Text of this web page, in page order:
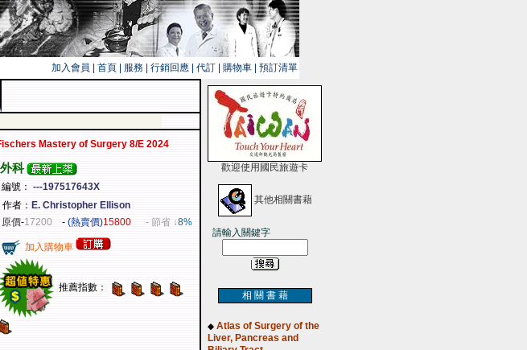
加入會員 首頁 服務 行銷回應 代訂 購物車 預訂清單
Mastery of Surgery 8/E 2024
外科
編號： ---197517643X
作者： E. Christopher Ellison
原價-17200 - (熱賣價)15800 - 節省 ↓8%
加入購物車
推薦指數：
歡迎使用國民旅遊卡
其他相關書藉
請輸入關鍵字
相 關 書 藉
◆ Atlas of Surgery of the
Liver, Pancreas and